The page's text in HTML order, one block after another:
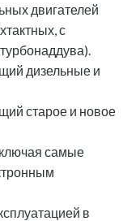
двигателей
с
дизельные и
старое и новое
самые
в